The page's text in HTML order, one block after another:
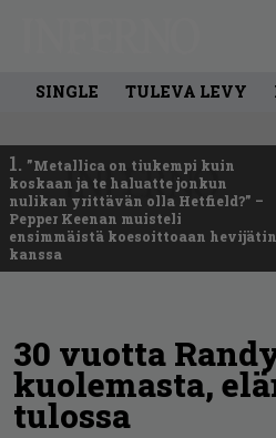
SINGLE TULEVA LEVY
1. ”Metallica on tiukempi kuin
koskaan ja te haluatte jonkun
nulikan yrittävän olla Hetfield?” –
Pepper Keenan muisteli
ensimmäistä koesoittoaan hevijätin
kanssa
30 vuotta
kuolemasta,
tulossa